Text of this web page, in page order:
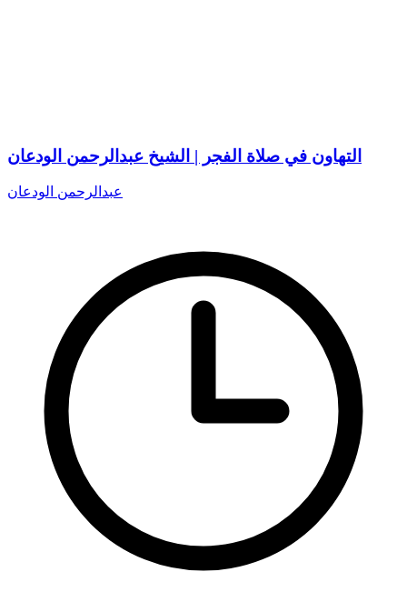
التهاون في صلاة الفجر | الشيخ عبدالرحمن الودعان
عبدالرحمن الودعان